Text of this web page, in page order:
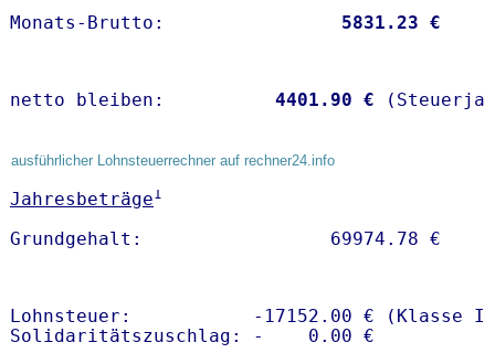
Monats-Brutto: 5831.23 €
netto bleiben: 4401.90 €
ausführlicher Lohnsteuerrechner auf rechner24.info
Jahresbeträge1
Lohnsteuer:           -17152.00 € (Klasse I)
Solidaritätszuschlag: -    0.00 €